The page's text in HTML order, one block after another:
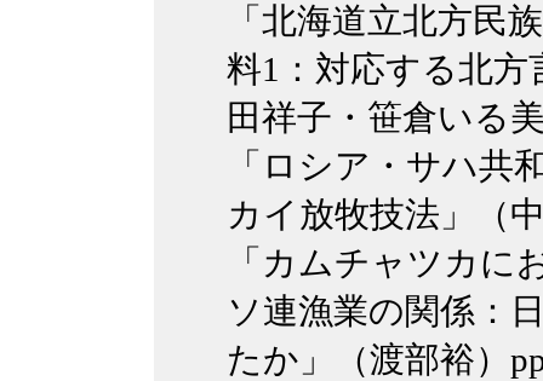
「北海道立北方民
料1：対応する北
田祥子・笹倉いる
「ロシア・サハ共
カイ放牧技法」（
「カムチャツカに
ソ連漁業の関係：
たか」（渡部裕）